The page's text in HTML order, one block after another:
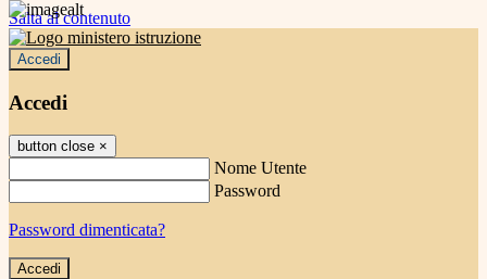
Salta al contenuto
Accedi
Accedi
button close ×
Nome Utente
Password
Password dimenticata?